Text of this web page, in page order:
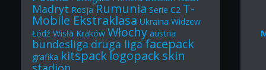
Madryt Rosja Rumunia Serie C2 T-
Mobile Ekstraklasa Ukraina Widzew
Łódź Wisła Kraków Włochy austria
bundesliga druga ligafacepack
grafika kitspacklogopackskin